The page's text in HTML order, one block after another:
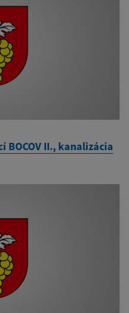
BOCOV II., kanalizácia